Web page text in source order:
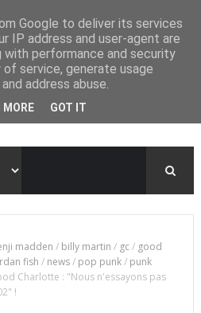
madden / billy martin / gc/ good
fish / news/ pop punk/ punk
Charlotte : "Nous n'essayons pas
!
Google to deliver its services
IP address and user-agent are
with performance and security
service, generate usage
address abuse.
MORE GOT IT